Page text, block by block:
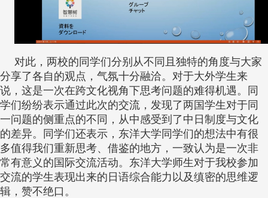
对此，两校的同学们分别从不同且独特的角度与大家
分享了各自的观点，气氛十分融洽。对于大外学生来
说，这是一次在跨文化视角下思考问题的难得机遇。同
学们纷纷表示通过此次的交流，发现了两国学生对于同
一问题的侧重点的不同，从中感受到了中日制度与文化
的差异。同学们还表示，东洋大学同学们的想法中有很
多值得我们重新思考、借鉴的地方，一致认为是一次非
常有意义的国际交流活动。东洋大学师生对于我校参加
交流的学生表现出来的日语综合能力以及缜密的思维逻
辑，赞不绝口。